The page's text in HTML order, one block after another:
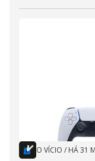
O VÍCIO / HÁ 31